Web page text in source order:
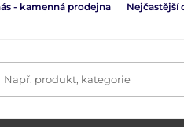
- kamenná prodejna Nejčastější
Např. produkt, kategorie